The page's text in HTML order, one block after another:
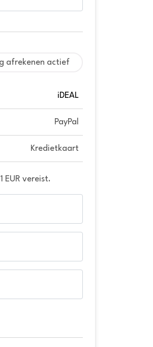
afrekenen actief
iDEAL
PayPal
Kredietkaart
vereist.